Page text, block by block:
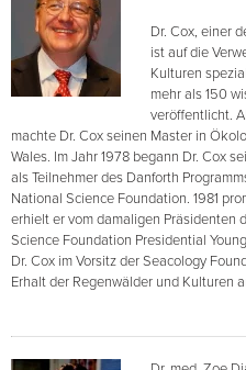
Dr. Cox, einer
ist auf die
Kulturen
mehr als 150
veröffentlicht.
machte Dr. Cox seinen Master in
Wales. Im Jahr 1978 begann Dr. Cox
als Teilnehmer des Danforth
National Science Foundation. 1981
erhielt er vom damaligen Präsidenten
Science Foundation Presidential
Dr. Cox im Vorsitz der Seacology
Erhalt der Regenwälder und Kulturen